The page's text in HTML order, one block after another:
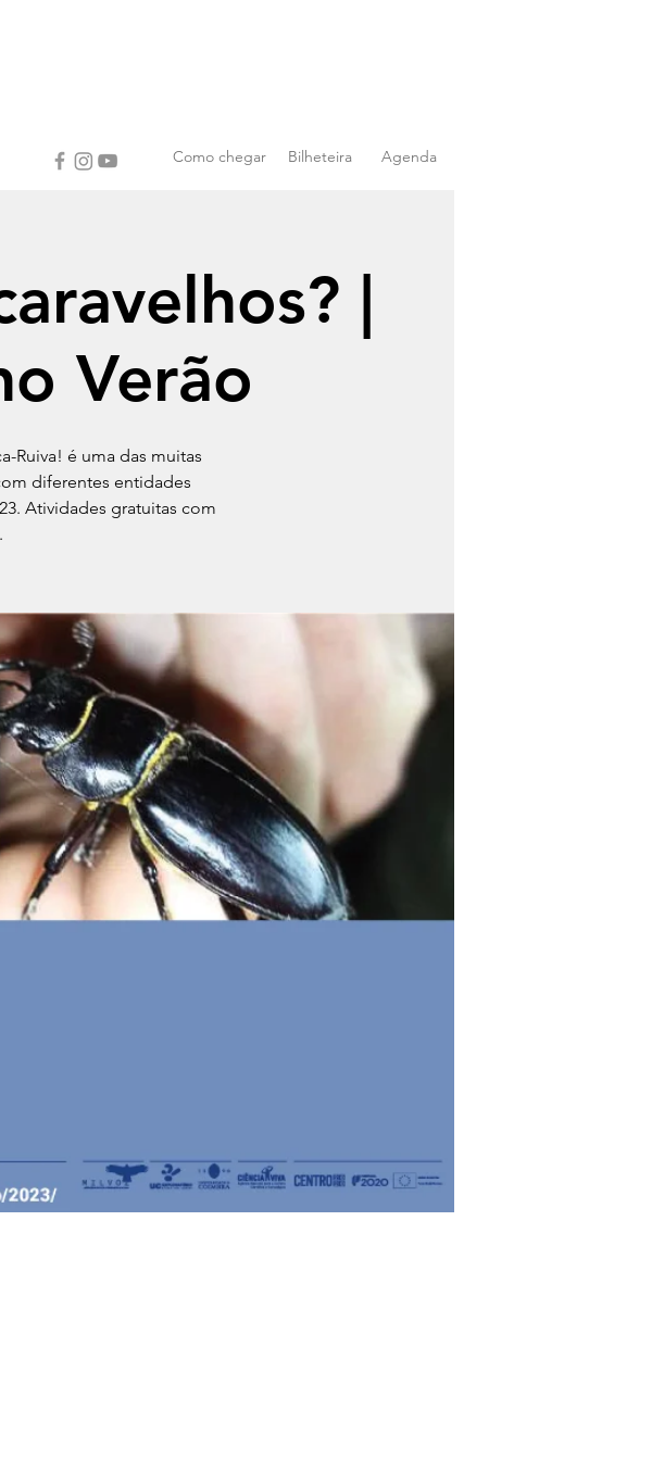
Como chegar Bilheteira Agenda
|
Verão
Ruiva! é uma das muitas
diferentes entidades
Atividades gratuitas com